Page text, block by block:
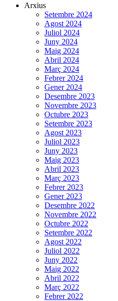
Arxius
Setembre 2024
Agost 2024
Juliol 2024
Juny 2024
Maig 2024
Abril 2024
Març 2024
Febrer 2024
Gener 2024
Desembre 2023
Novembre 2023
Octubre 2023
Setembre 2023
Agost 2023
Juliol 2023
Juny 2023
Maig 2023
Abril 2023
Març 2023
Febrer 2023
Gener 2023
Desembre 2022
Novembre 2022
Octubre 2022
Setembre 2022
Agost 2022
Juliol 2022
Juny 2022
Maig 2022
Abril 2022
Març 2022
Febrer 2022